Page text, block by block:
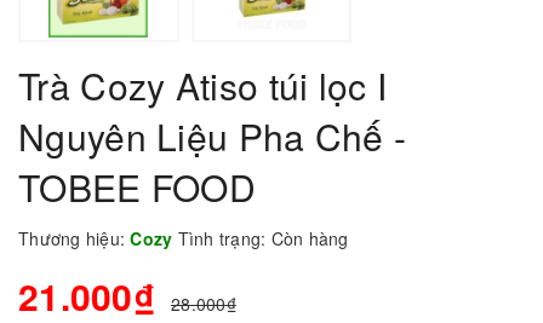
Trà Cozy Atiso túi lọc I
Nguyên Liệu Pha Chế -
TOBEE FOOD
Thương hiệu: Cozy Tình trạng: Còn hàng
21.000₫ 28.000₫